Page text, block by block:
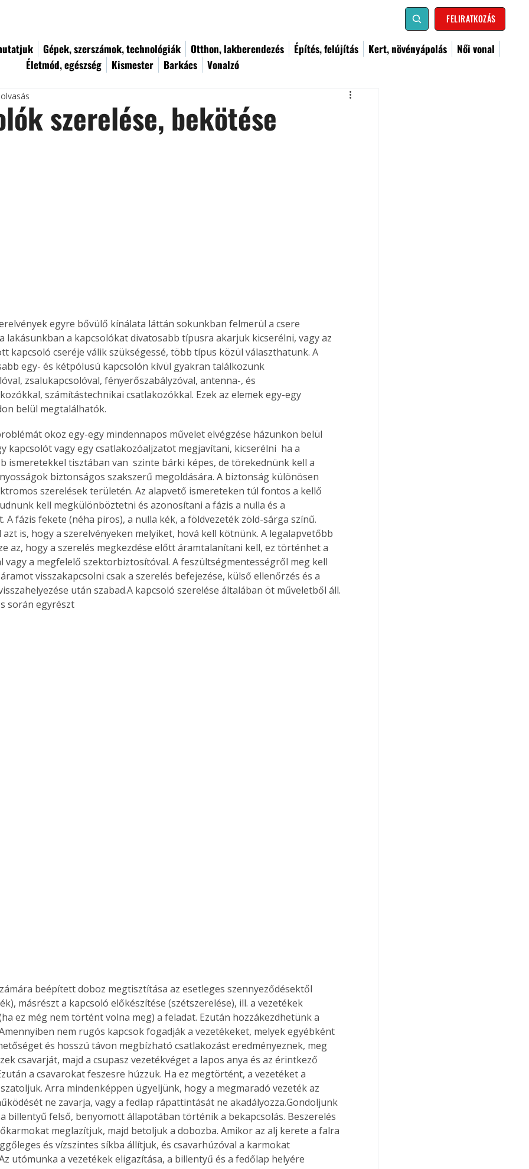
FELIRATKOZÁS
Gépek, szerszámok, technológiák Otthon, lakberendezés Építés, felújítás Kert, növényápolás
Női vonal
Életmód, egészség
Kismester Barkács Vonalzó
az
Old
Együtt jobban megéri!
Bővebb információ itt!
Együtt jobban megéri! A
könyvek tetszőleges
párosítással kedvezményes
szerelése, bekötése
egyre bővülő kínálata láttán sokunkban felmerül a csere
lakásunkban a kapcsolókat divatosabb típusra akarjuk kicserélni, vagy az
kapcsoló cseréje válik szükségessé, több típus közül választhatunk. A
egy- és kétpólusú kapcsolón kívül gyakran találkozunk
zsalukapcsolóval, fényerőszabályzóval, antenna-, és
számítástechnikai csatlakozókkal. Ezek az elemek egy-egy
belül megtalálhatók.
okoz egy-egy mindennapos művelet elvégzése házunkon belül
kapcsolót vagy egy csatlakozóaljzatot megjavítani, kicserélni  ha a
ismeretekkel tisztában van  szinte bárki képes, de törekednünk kell a
biztonságos szakszerű megoldására. A biztonság különösen
szerelések területén. Az alapvető ismereteken túl fontos a kellő
kell megkülönböztetni és azonosítani a fázis a nulla és a
A fázis fekete (néha piros), a nulla kék, a földvezeték zöld-sárga színű.
is, hogy a szerelvényeken melyiket, hová kell kötnünk. A legalapvetőbb
az, hogy a szerelés megkezdése előtt áramtalanítani kell, ez történhet a
vagy a megfelelő szektorbiztosítóval. A feszültségmentességről meg kell
visszakapcsolni csak a szerelés befejezése, külső ellenőrzés és a
után szabad.A kapcsoló szerelése általában öt műveletből áll.
során egyrészt
másrészt a kapcsoló előkészítése (szétszerelése), ill. a vezetékek
ez még nem történt volna meg) a feladat. Ezután hozzákezdhetünk a
nem rugós kapcsok fogadják a vezetékeket, melyek egyébként
és hosszú távon megbízható csatlakozást eredményeznek, meg
csavarját, majd a csupasz vezetékvéget a lapos anya és az érintkező
a csavarokat feszesre húzzuk. Ha ez megtörtént, a vezetéket a
Arra mindenképpen ügyeljünk, hogy a megmaradó vezeték az
ne zavarja, vagy a fedlap rápattintását ne akadályozza.Gondoljunk
billentyű felső, benyomott állapotában történik a bekapcsolás. Beszerelés
meglazítjuk, majd betoljuk a dobozba. Amikor az alj kerete a falra
és vízszintes síkba állítjuk, és csavarhúzóval a karmokat
utómunka a vezetékek eligazítása, a billentyű és a fedőlap helyére